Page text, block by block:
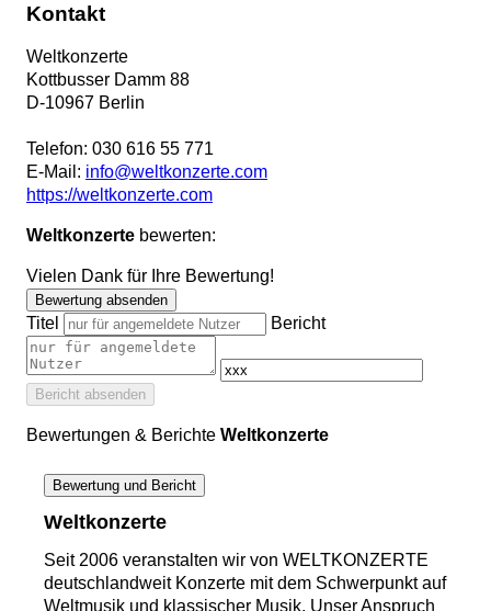
Kontakt
Weltkonzerte
Kottbusser Damm 88
D-10967 Berlin
Telefon: 030 616 55 771
E-Mail: info@weltkonzerte.com
https://weltkonzerte.com
Weltkonzerte bewerten:
Vielen Dank für Ihre Bewertung!
Bewertung absenden
Titel Bericht
Bericht absenden
Bewertungen & Berichte Weltkonzerte
Bewertung und Bericht
Weltkonzerte
Seit 2006 veranstalten wir von WELTKONZERTE
deutschlandweit Konzerte mit dem Schwerpunkt auf
Weltmusik und klassischer Musik. Unser Anspruch